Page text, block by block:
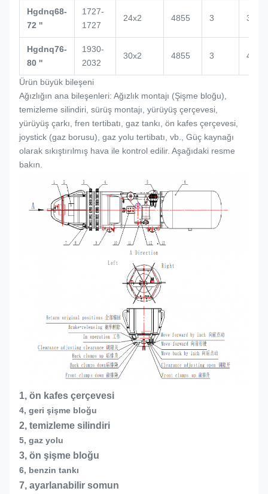
Hgdnq68-
72 ''
1727-
1727
24x2 4855 3 3864
Hgdnq76-
80 ''
1930-
2032
30x2 4855 3 4000
Ürün büyük bileşeni
Ağızlığın ana bileşenleri: Ağızlık montajı (Şişme bloğu),
temizleme silindiri, sürüş montajı, yürüyüş çerçevesi,
yürüyüş çarkı, fren tertibatı, gaz tankı, ön kafes çerçevesi,
joystick (gaz borusu), gaz yolu tertibatı, vb., Güç kaynağı
olarak sıkıştırılmış hava ile kontrol edilir. Aşağıdaki resme
bakın.
1, ön kafes çerçevesi
4, geri şişme bloğu
2, temizleme silindiri
5, gaz yolu
3, ön şişme bloğu
6, benzin tankı
7, ayarlanabilir somun